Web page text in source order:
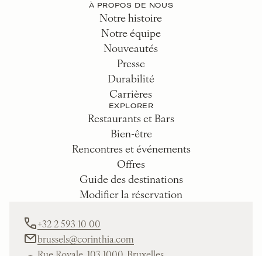
À PROPOS DE NOUS
Notre histoire
Notre équipe
Nouveautés
Presse
Durabilité
Carrières
EXPLORER
Restaurants et Bars
Bien-être
Rencontres et événements
Offres
Guide des destinations
Modifier la réservation
+32 2 593 10 00
brussels@corinthia.com